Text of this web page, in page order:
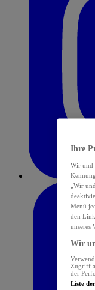
Ihre
Wir und
„Wir
Menü
den
unseres
Wir
Zugriff
der
Liste